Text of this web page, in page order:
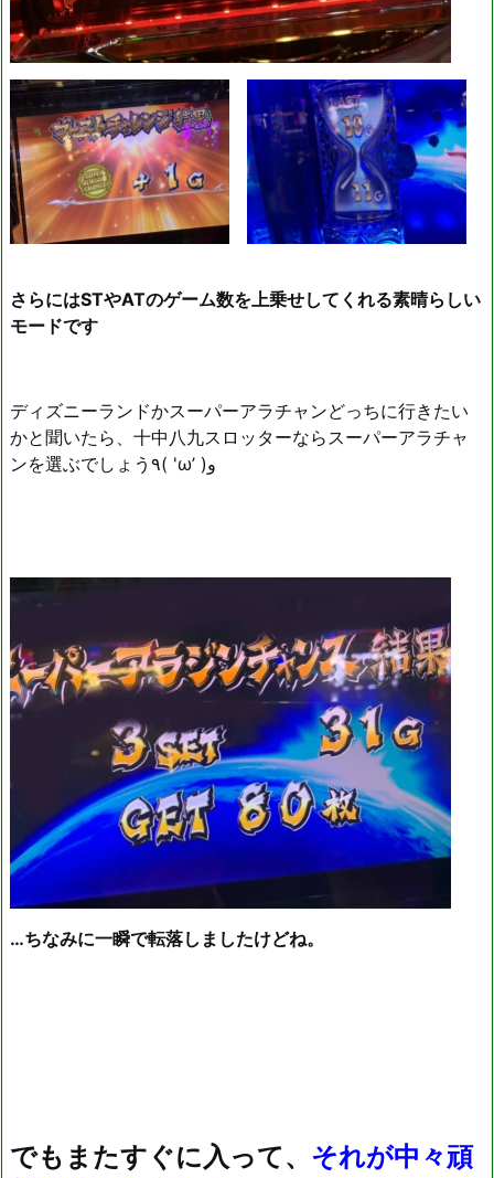
さらにはSTやATのゲーム数を上乗せしてくれる素晴らしい
モードです
ディズニーランドかスーパーアラチャンどっちに行きたい
かと聞いたら、十中八九スロッターならスーパーアラチャ
ンを選ぶでしょう٩( 'ω’ )و
…ちなみに一瞬で転落しましたけどね。
でもまたすぐに入って、 それが中々頑